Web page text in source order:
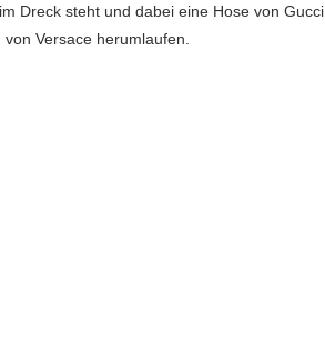
Dreck steht und dabei eine Hose von Gucci
Versace herumlaufen.